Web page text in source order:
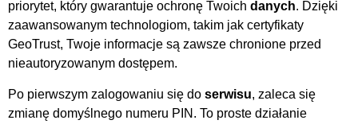
priorytet, który gwarantuje ochronę Twoich danych. Dzięki
zaawansowanym technologiom, takim jak certyfikaty
GeoTrust, Twoje informacje są zawsze chronione przed
nieautoryzowanym dostępem.
Po pierwszym zalogowaniu się do serwisu, zaleca się
zmianę domyślnego numeru PIN. To proste działanie